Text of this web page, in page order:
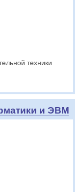
техники
и ЭВМ